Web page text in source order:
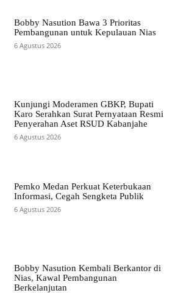
Bobby Nasution Bawa 3 Prioritas
Pembangunan untuk Kepulauan Nias
6 Agustus 2026
Kunjungi Moderamen GBKP, Bupati
Karo Serahkan Surat Pernyataan Resmi
Penyerahan Aset RSUD Kabanjahe
6 Agustus 2026
Pemko Medan Perkuat Keterbukaan
Informasi, Cegah Sengketa Publik
6 Agustus 2026
Bobby Nasution Kembali Berkantor di
Nias, Kawal Pembangunan
Berkelanjutan